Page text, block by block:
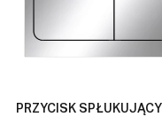
PRZYCISK SPŁUKUJĄCY